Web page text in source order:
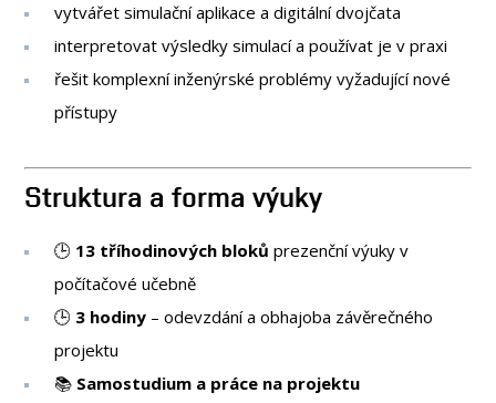
vytvářet simulační aplikace a digitální dvojčata
interpretovat výsledky simulací a používat je v praxi
řešit komplexní inženýrské problémy vyžadující nové
přístupy
Struktura a forma výuky
🕒 13 tříhodinových bloků prezenční výuky v
počítačové učebně
🕒 3 hodiny – odevzdání a obhajoba závěrečného
projektu
📚 Samostudium a práce na projektu